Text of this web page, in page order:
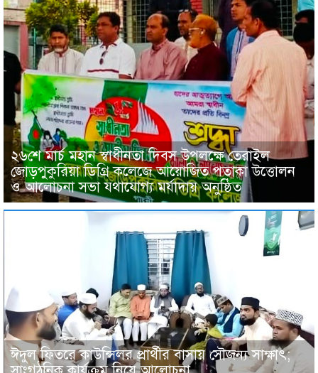
২৬শে মার্চ মহান স্বাধীনতা দিবস উপলক্ষে তেরাইল
জোড়পুকুরিয়া ডিগ্রি কলেজে আয়োজিত পতাকা উত্তোলন
ও আলোচনা সভা যথাযোগ্য মর্যাদায় অনুষ্ঠিত
ঈদুল ফিতরে কাউন্সিলর প্রার্থীর বাসায় সৌজন্য সাক্ষাৎ;